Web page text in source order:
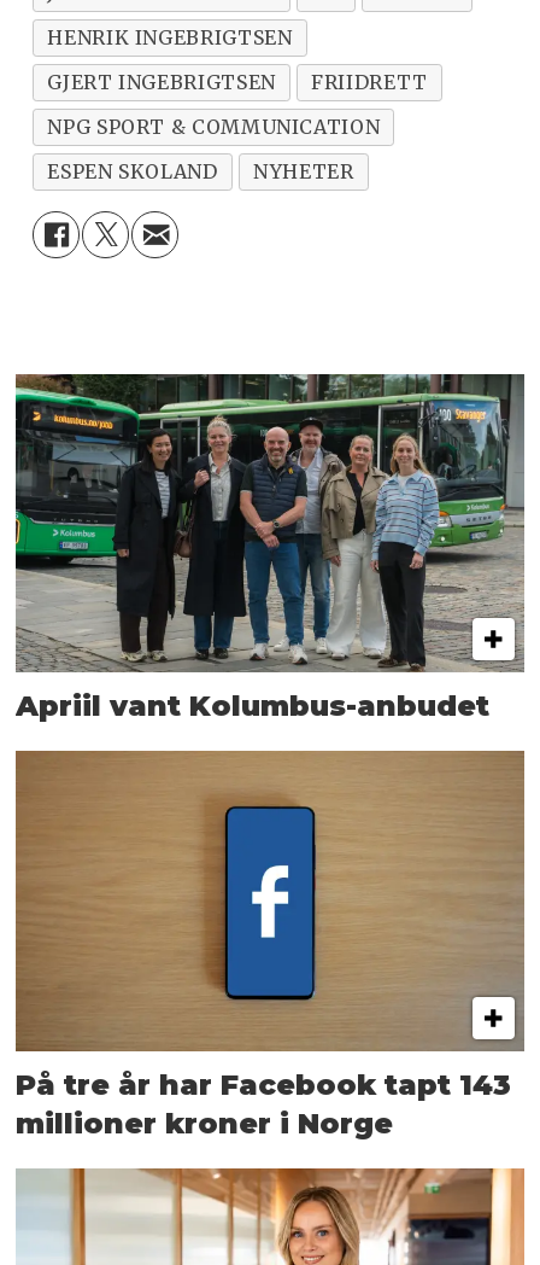
HENRIK INGEBRIGTSEN
GJERT INGEBRIGTSEN
FRIIDRETT
NPG SPORT & COMMUNICATION
ESPEN SKOLAND
NYHETER
Apriil vant Kolumbus-anbudet
På tre år har Facebook tapt 143
millioner kroner i Norge